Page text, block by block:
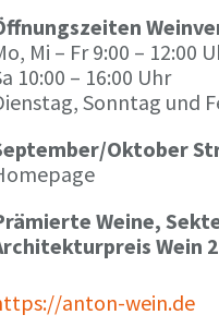
Mi – Fr 9:00 – 12:00
10:00 – 16:00 Uhr
Sonntag und
Oktober
Weine,
Wein
anton-wein.de